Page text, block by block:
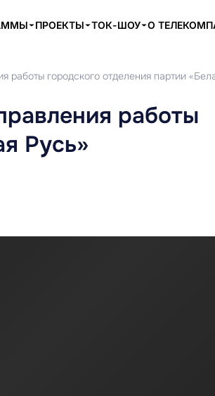
ПРОЕКТЫ ТОК-ШОУ О
городского отделения партии
работы
Русь»